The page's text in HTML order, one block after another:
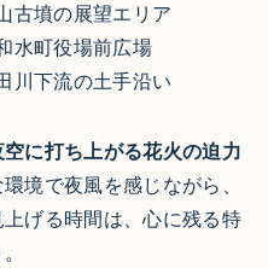
古墳の展望エリア
水町役場前広場
川下流の土手沿い
に打ち上がる花火の迫力
境で夜風を感じながら、
げる時間は、心に残る特